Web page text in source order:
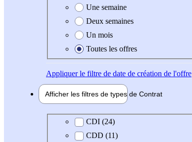
Une semaine
Deux semaines
Un mois
Toutes les offres
Appliquerle filtre de date de création de l'offre
Afficher les filtres de types de Contrat
Type de contratCDI (24)
CDD (11)